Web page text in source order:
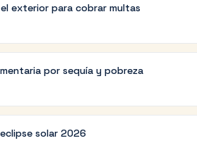
exterior para cobrar multas
por sequía y pobreza
solar 2026